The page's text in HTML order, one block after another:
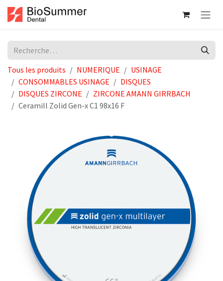
Se rendre au contenu
Tous les produits NUMERIQUE
USINAGE
CONSOMMABLES USINAGE
DISQUES
DISQUES ZIRCONE
ZIRCONE AMANN GIRRBACH
Ceramill Zolid Gen-x C1 98x16 F